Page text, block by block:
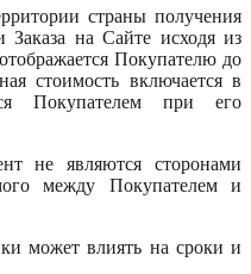
страны получения
Заказа на Сайте исходя из
Покупателю до
стоимость включается в
Покупателем при его
не являются сторонами
между Покупателем и
может влиять на сроки и